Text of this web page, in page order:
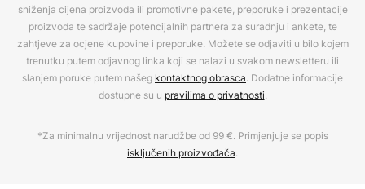
sniženja cijena proizvoda ili promotivne pakete, preporuke i prezentacije
proizvoda te sadržaje potencijalnih partnera za suradnju i ankete, te
zahtjeve za ocjene kupovine i preporuke. Možete se odjaviti u bilo kojem
trenutku putem odjavnog linka koji se nalazi u svakom newsletteru ili
slanjem poruke putem našeg kontaktnog obrasca. Dodatne informacije
dostupne su u pravilima o privatnosti.
*Za minimalnu vrijednost narudžbe od 99 €. Primjenjuje se popis
isključenih proizvođača.